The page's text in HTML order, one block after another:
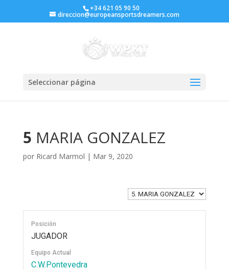
+34 621 05 90 50
direccion@europeansportsdreamers.com
Seleccionar página
5 MARIA GONZALEZ
por Ricard Marmol | Mar 9, 2020
Posición
JUGADOR
Equipo Actual
C.W.Pontevedra